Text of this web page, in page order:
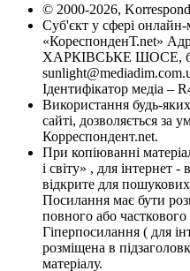
© 2000-2026,
Суб'єкт у сфері
«КореспонденТ.net»
ХАРКІВСЬКЕ ШОСЕ,
Ідентифікатор медіа –
Використання будь-
сайті, дозволяється за
Корреспондент.net.
При копіюванні
і світу» , для інтернет
відкрите для
Посилання має бути
повного або часткового
Гіперпосилання ( для
розміщена в
матеріалу.